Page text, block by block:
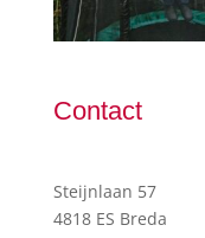
Contact
Steijnlaan 57
4818 ES Breda